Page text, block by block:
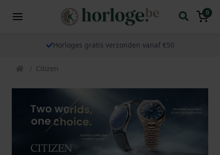
0
Horloges gratis verzonden vanaf €50
Citizen